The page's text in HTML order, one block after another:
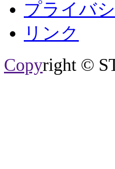
プライバ
リンク
Copyright ©